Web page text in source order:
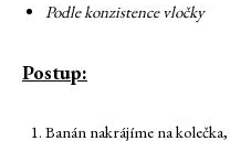
Podle konzistence vločky
Postup:
Banán nakrájíme na